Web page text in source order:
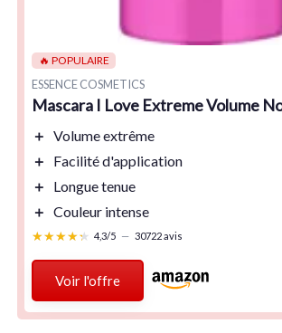
🔥 POPULAIRE
ESSENCE COSMETICS
Mascara I Love Extreme Volume
＋ Volume extrême
＋
Facilité d'application
＋
Longue tenue
＋ Couleur intense
★★★★★
★★★★★ 4,3/5 — 30722 avis
Voir l'offre